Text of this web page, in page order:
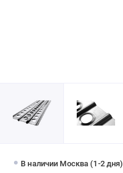
В наличии Москва (1-2 дня)